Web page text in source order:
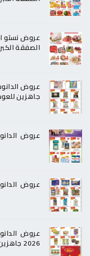
الصفقة
جاهزين
عروض الدانوب
عروض الدانوب
2026 جاهزين للعودة